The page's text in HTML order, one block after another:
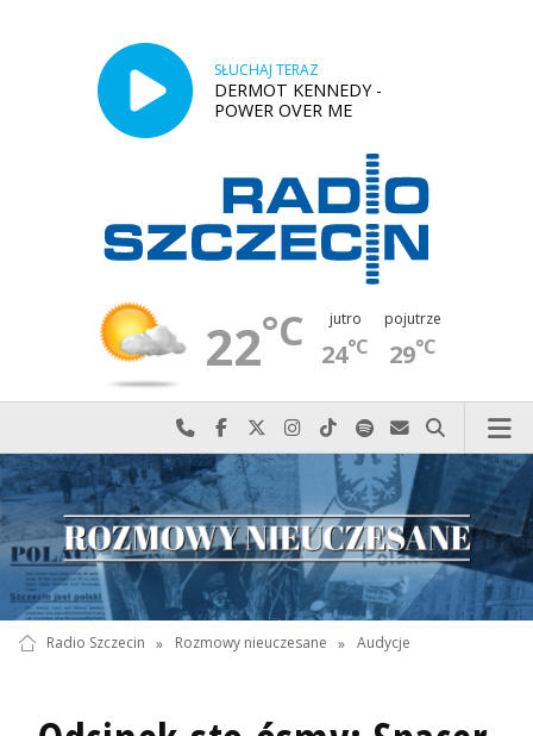
SŁUCHAJ TERAZ
DERMOT KENNEDY -
POWER OVER ME
22°C jutro
24°C
pojutrze
29°C
Najlepiej po prostu do nas zadzwoń
Odwiedź nas na Facebook-u
Odwiedź nas na X
Odwiedź nas na Instagram-ie
Odwiedź nas na TikTok-u
Szukaj nas na Spotify
Wyślij do nas
Szukaj
Radio Szczecin » Rozmowy nieuczesane » Audycje